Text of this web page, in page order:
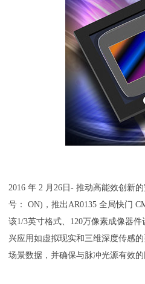
2016 年 2 月26日- 推动高能效创新
号： ON)，推出AR0135 全局快门
该1/3英寸格式、120万像素成像器
兴应用如虚拟现实和三维深度传感
场景数据，并确保与脉冲光源有效的